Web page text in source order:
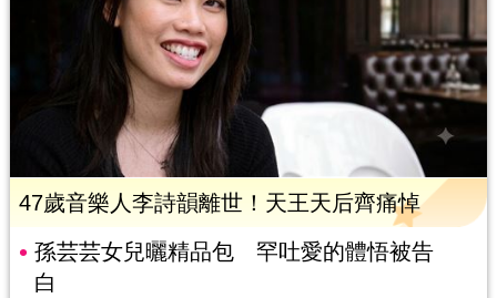
47歲音樂人李詩韻離世！天王天后齊痛悼
孫芸芸女兒曬精品包 罕吐愛的體悟被告
白